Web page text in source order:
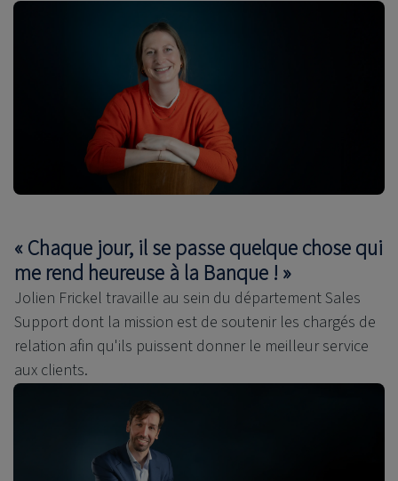
« Chaque jour, il se passe quelque chose qui
me rend heureuse à la Banque ! »
Jolien Frickel travaille au sein du département Sales
Support dont la mission est de soutenir les chargés de
relation afin qu'ils puissent donner le meilleur service
aux clients.